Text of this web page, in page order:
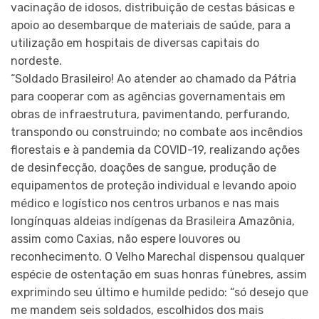
vacinação de idosos, distribuição de cestas básicas e
apoio ao desembarque de materiais de saúde, para a
utilização em hospitais de diversas capitais do
nordeste.
“Soldado Brasileiro! Ao atender ao chamado da Pátria
para cooperar com as agências governamentais em
obras de infraestrutura, pavimentando, perfurando,
transpondo ou construindo; no combate aos incêndios
florestais e à pandemia da COVID-19, realizando ações
de desinfecção, doações de sangue, produção de
equipamentos de proteção individual e levando apoio
médico e logístico nos centros urbanos e nas mais
longínquas aldeias indígenas da Brasileira Amazônia,
assim como Caxias, não espere louvores ou
reconhecimento. O Velho Marechal dispensou qualquer
espécie de ostentação em suas honras fúnebres, assim
exprimindo seu último e humilde pedido: “só desejo que
me mandem seis soldados, escolhidos dos mais